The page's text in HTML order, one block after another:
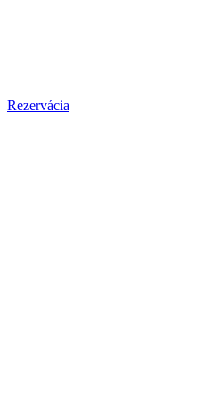
Rezervácia